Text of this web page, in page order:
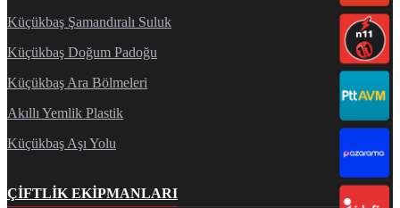
Küçükbaş Şamandıralı Suluk
Küçükbaş Doğum Padoğu
Küçükbaş Ara Bölmeleri
Akıllı Yemlik Plastik
Küçükbaş Aşı Yolu
ÇIFTLIK EKIPMANLARI